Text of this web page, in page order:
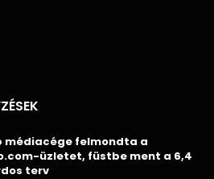
médiacége felmondta a
üzletet, füstbe ment a 6,4
terv